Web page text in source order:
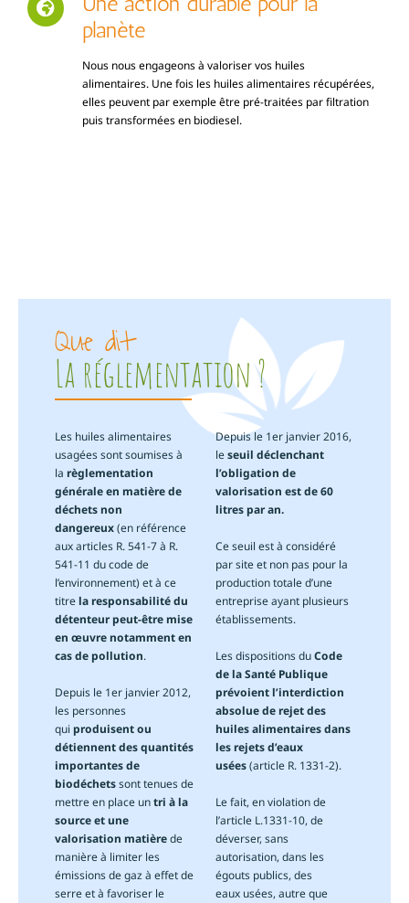
planète
Nous nous engageons à valoriser vos huiles
alimentaires. Une fois les huiles alimentaires récupérées,
elles peuvent par exemple être pré-traitées par filtration
puis transformées en biodiesel.
Que dit
La réglementation ?
Les huiles alimentaires
usagées sont soumises à
la règlementation
générale en matière de
déchets non
dangereux(en référence
aux articles R. 541-7 à R.
541-11 du code de
l’environnement) et à ce
titrela responsabilité du
détenteur peut-être mise
en œuvre notamment en
cas de pollution.
Depuis le 1er janvier 2012,
les personnes
qui produisent ou
détiennent des quantités
importantes de
biodéchetssont tenues de
mettre en place untri à la
source et une
valorisation matièrede
manière à limiter les
émissions de gaz à effet de
serre et à favoriser le
Depuis le 1er janvier 2016,
leseuil déclenchant
l’obligation de
valorisation est de 60
litres par an.
Ce seuil est à considéré
par site et non pas pour la
production totale d’une
entreprise ayant plusieurs
établissements.
Les dispositions duCode
de la Santé Publique
prévoient l’interdiction
absolue de rejet des
huiles alimentaires dans
les rejets d’eaux
usées(article R. 1331-2).
Le fait, en violation de
l’article L.1331-10, de
déverser, sans
autorisation, dans les
égouts publics, des
eaux usées, autre que